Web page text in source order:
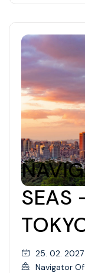
SEAS
25. 02. 2027
Navigator